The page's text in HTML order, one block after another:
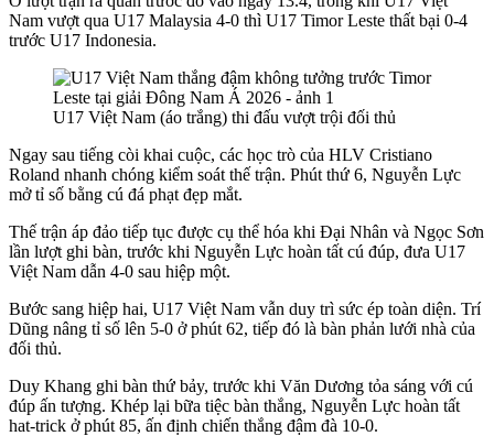
Nam vượt qua U17 Malaysia 4-0 thì U17 Timor Leste thất bại 0-4
trước U17 Indonesia.
U17 Việt Nam (áo trắng) thi đấu vượt trội đối thủ
Ngay sau tiếng còi khai cuộc, các học trò của HLV Cristiano
Roland nhanh chóng kiểm soát thế trận. Phút thứ 6, Nguyễn Lực
mở tỉ số bằng cú đá phạt đẹp mắt.
Thế trận áp đảo tiếp tục được cụ thể hóa khi Đại Nhân và Ngọc Sơn
lần lượt ghi bàn, trước khi Nguyễn Lực hoàn tất cú đúp, đưa U17
Việt Nam dẫn 4-0 sau hiệp một.
Bước sang hiệp hai, U17 Việt Nam vẫn duy trì sức ép toàn diện. Trí
Dũng nâng tỉ số lên 5-0 ở phút 62, tiếp đó là bàn phản lưới nhà của
đối thủ.
Duy Khang ghi bàn thứ bảy, trước khi Văn Dương tỏa sáng với cú
đúp ấn tượng. Khép lại bữa tiệc bàn thắng, Nguyễn Lực hoàn tất
hat-trick ở phút 85, ấn định chiến thắng đậm đà 10-0.